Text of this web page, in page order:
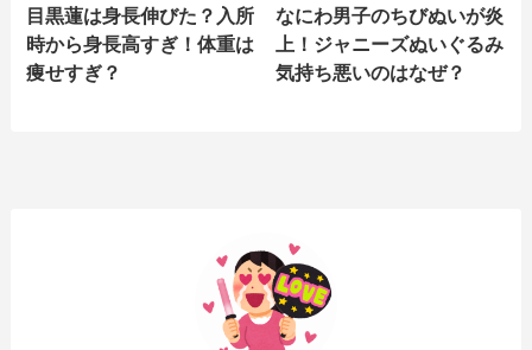
目黒蓮は身長伸びた？入所
時から身長高すぎ！体重は
痩せすぎ？
なにわ男子のちびぬいが炎
上！ジャニーズぬいぐるみ
気持ち悪いのはなぜ？